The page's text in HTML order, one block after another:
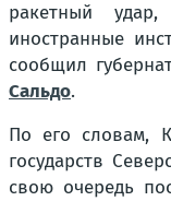
ракетный удар,
иностранные
сообщил
Сальдо.
По его словам,
государств
свою очередь